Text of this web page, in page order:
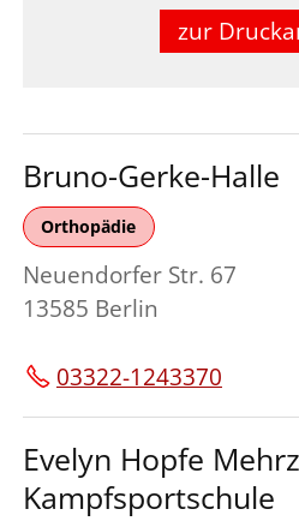
zur
Bruno-Gerke-Halle
Orthopädie
Neuendorfer Str. 67
13585 Berlin
03322-1243370
Evelyn Hopfe
Kampfsportschule